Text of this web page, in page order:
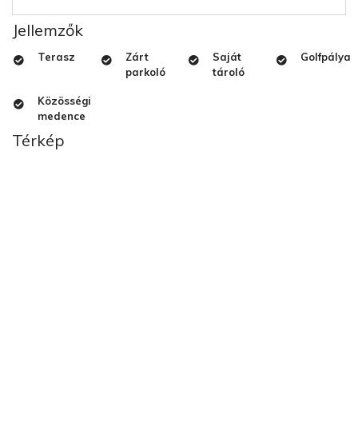
Jellemzők
Terasz
Zárt
parkoló
Saját
tároló
Golfpálya
Közösségi
medence
Térkép